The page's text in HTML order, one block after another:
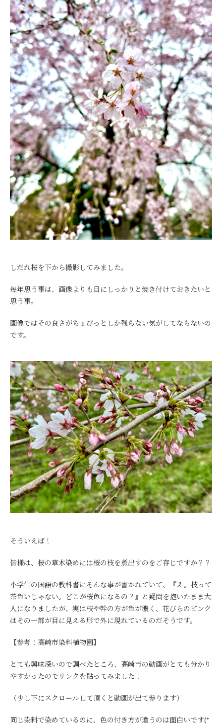
しだれ桜を下から撮影してみました。
毎年思う事は、画像よりも目にしっかりと焼き付けておきたいと
思う事。
画像ではその良さがちょぴっとしか残らない気がしてならないの
です。
そういえば！
皆様は、桜の草木染めには桜の枝を煮出すのをご存じですか？？
小学生の国語の教科書にそんな事が書かれていて、『え。枝って
茶色いじゃない。どこが桜色になるの？』と疑問を抱いたまま大
人になりましたが、実は枝や幹の方が色が濃く、花びらのピンク
はその一部が目に見える形で外に現れているのだそうです。
【参考：高崎市染料植物園】
とても興味深いので調べたところ、高崎市の動画がとても分かり
やすかったのでリンクを貼ってみました！
（少し下にスクロールして頂くと動画が出て参ります）
同じ染料で染めているのに、色の付き方が違うのは面白いです(*